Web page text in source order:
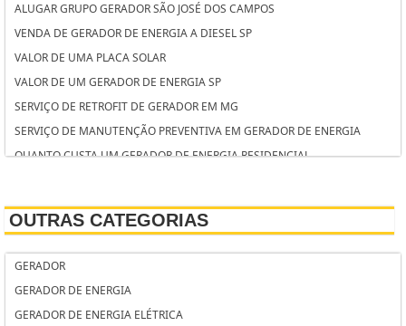
ALUGAR GRUPO GERADOR SÃO JOSÉ DOS CAMPOS
VENDA DE GERADOR DE ENERGIA A DIESEL SP
VALOR DE UMA PLACA SOLAR
VALOR DE UM GERADOR DE ENERGIA SP
SERVIÇO DE RETROFIT DE GERADOR EM MG
SERVIÇO DE MANUTENÇÃO PREVENTIVA EM GERADOR DE ENERGIA
QUANTO CUSTA UM GERADOR DE ENERGIA RESIDENCIAL
PREÇO GERADOR ENERGIA
PREÇO DE GERADOR PARA PRÉDIO RESIDENCIAL
PREÇO DE GERADOR DE ENERGIA RESIDENCIAL
OUTRAS CATEGORIAS
GERADOR
GERADOR DE ENERGIA
GERADOR DE ENERGIA ELÉTRICA